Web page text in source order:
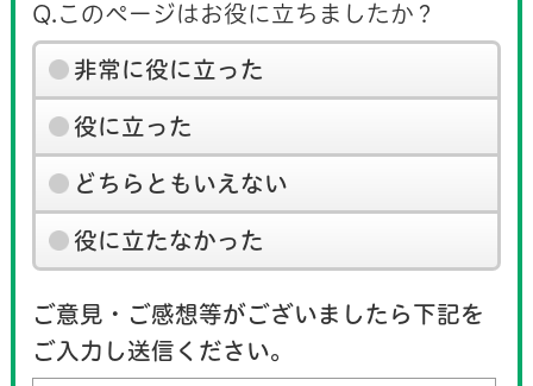
Q.このページはお役に立ちましたか？
非常に役に立った
役に立った
どちらともいえない
役に立たなかった
ご意見・ご感想等がございましたら下記を
ご入力し送信ください。